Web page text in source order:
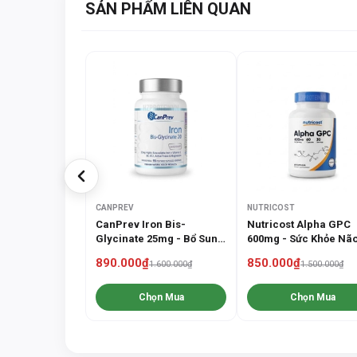
SẢN PHẨM LIÊN QUAN
CANPREV
CanPrev Iron Bis-
Glycinate 25mg - Bổ Sung
890.000₫1.600.000₫
Chọn Mua
NUTRICOST
Nutricost Alpha GPC
600mg - Sức Khỏe
Viên)
850.000₫1.500.000₫
Chọn Mua